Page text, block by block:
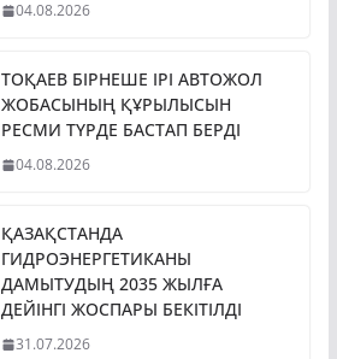
04.08.2026
ТОҚАЕВ БІРНЕШЕ ІРІ АВТОЖОЛ
ЖОБАСЫНЫҢ ҚҰРЫЛЫСЫН
РЕСМИ ТҮРДЕ БАСТАП БЕРДІ
04.08.2026
ҚАЗАҚСТАНДА
ГИДРОЭНЕРГЕТИКАНЫ
ДАМЫТУДЫҢ 2035 ЖЫЛҒА
ДЕЙІНГІ ЖОСПАРЫ БЕКІТІЛДІ
31.07.2026